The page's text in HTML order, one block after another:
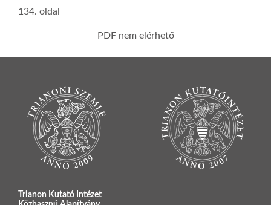
134. oldal
PDF nem elérhető
Trianon Kutató Intézet